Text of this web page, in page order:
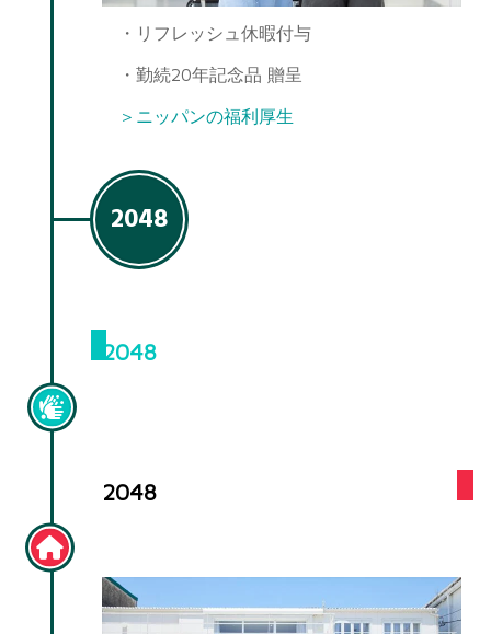
・リフレッシュ休暇付与
・勤続20年記念品 贈呈
＞ニッパンの福利厚生
2048
2048
2048